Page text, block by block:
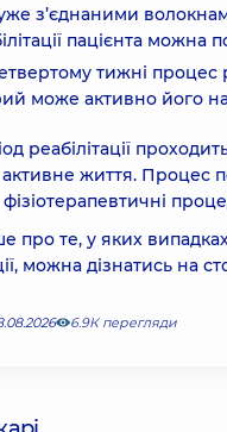
з’єднаними
пацієнта можна
тижні процес
може активно його
реабілітації
життя. Процес
про те, у яких
можна дізнатись на
6.9К перегляди